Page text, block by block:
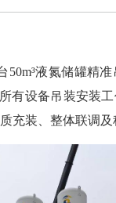
50m³液氮储罐精
有设备吊装安装
充装、整体联调